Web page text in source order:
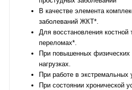
В качестве элемента
заболеваний ЖКТ*.
Для восстановления костной
переломах*.
При повышенных физических
нагрузках.
При работе в экстремальных
При состоянии хронической